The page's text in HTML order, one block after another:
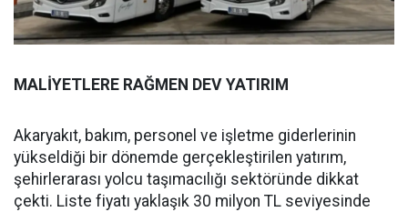
MALİYETLERE RAĞMEN DEV YATIRIM
Akaryakıt, bakım, personel ve işletme giderlerinin
yükseldiği bir dönemde gerçekleştirilen yatırım,
şehirlerarası yolcu taşımacılığı sektöründe dikkat
çekti. Liste fiyatı yaklaşık 30 milyon TL seviyesinde